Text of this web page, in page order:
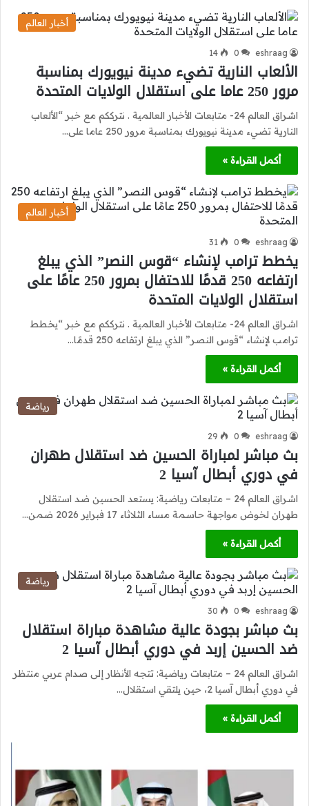
أخبار العالم
eshraag
0
14
الألعاب النارية تضيء مدينة نيويورك بمناسبة
مرور 250 عاما على استقلال الولايات المتحدة
اشراق العالم 24- متابعات الأخبار العالمية . نترككم مع خبر “الألعاب
النارية تضيء مدينة نيويورك بمناسبة مرور 250 عاما على…
أكمل القراءة »
أخبار العالم
eshraag
0
31
يخطط ترامب لإنشاء “قوس النصر” الذي يبلغ
ارتفاعه 250 قدمًا للاحتفال بمرور 250 عامًا على
استقلال الولايات المتحدة
اشراق العالم 24- متابعات الأخبار العالمية . نترككم مع خبر “يخطط
ترامب لإنشاء “قوس النصر” الذي يبلغ ارتفاعه 250 قدمًا…
أكمل القراءة »
رياضة
eshraag
0
29
بث مباشر لمباراة الحسين ضد استقلال طهران
في دوري أبطال آسيا 2
اشراق العالم 24 – متابعات رياضية: يستعد الحسين ضد استقلال
طهران لخوض مواجهة حاسمة مساء الثلاثاء 17 فبراير 2026 ضمن…
أكمل القراءة »
رياضة
eshraag
0
30
بث مباشر بجودة عالية مشاهدة مباراة استقلال
ضد الحسين إربد في دوري أبطال آسيا 2
اشراق العالم 24 – متابعات رياضية: تتجه الأنظار إلى صدام عربي منتظر
في دوري أبطال آسيا 2، حين يلتقي استقلال…
أكمل القراءة »